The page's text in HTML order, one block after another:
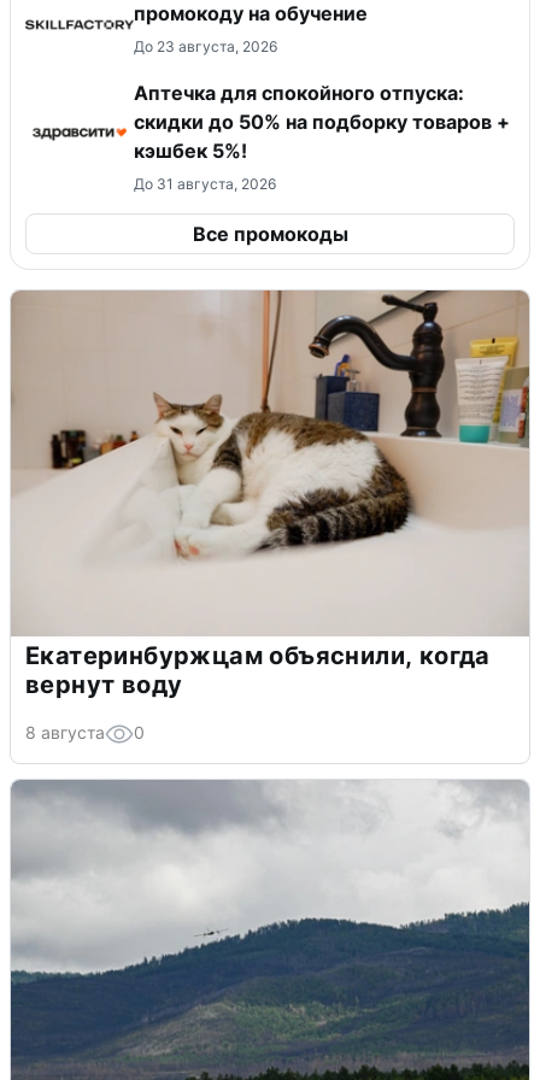
промокоду на обучение
До 23 августа, 2026
Аптечка для спокойного отпуска:
скидки до 50% на подборку товаров +
кэшбек 5%!
До 31 августа, 2026
Все промокоды
Екатеринбуржцам объяснили, когда
вернут воду
8 августа 0